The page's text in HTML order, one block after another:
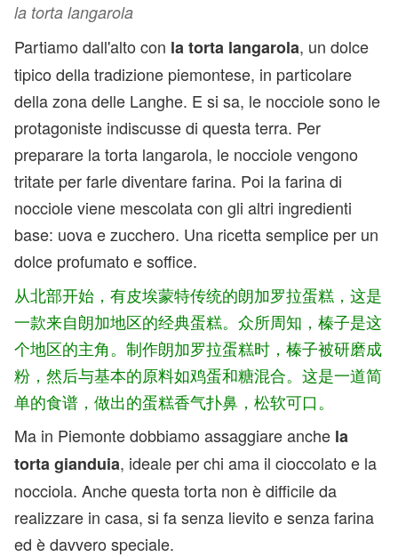
la torta langarola
Partiamo dall'alto con la torta langarola, un dolce
tipico della tradizione piemontese, in particolare
della zona delle Langhe. E si sa, le nocciole sono le
protagoniste indiscusse di questa terra. Per
preparare la torta langarola, le nocciole vengono
tritate per farle diventare farina. Poi la farina di
nocciole viene mescolata con gli altri ingredienti
base: uova e zucchero. Una ricetta semplice per un
dolce profumato e soffice.
从北部开始，有皮埃蒙特传统的朗加罗拉蛋糕，这是
一款来自朗加地区的经典蛋糕。众所周知，榛子是这
个地区的主角。制作朗加罗拉蛋糕时，榛子被研磨成
粉，然后与基本的原料如鸡蛋和糖混合。这是一道简
单的食谱，做出的蛋糕香气扑鼻，松软可口。
Ma in Piemonte dobbiamo assaggiare anche la
torta gianduia, ideale per chi ama il cioccolato e la
nocciola. Anche questa torta non è difficile da
realizzare in casa, si fa senza lievito e senza farina
ed è davvero speciale.